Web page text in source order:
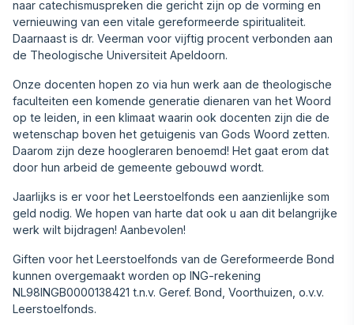
naar catechismuspreken die gericht zijn op de vorming en
vernieuwing van een vitale gereformeerde spiritualiteit.
Daarnaast is dr. Veerman voor vijftig procent verbonden aan
de Theologische Universiteit Apeldoorn.
Onze docenten hopen zo via hun werk aan de theologische
faculteiten een komende generatie dienaren van het Woord
op te leiden, in een klimaat waarin ook docenten zijn die de
wetenschap boven het getuigenis van Gods Woord zetten.
Daarom zijn deze hoogleraren benoemd! Het gaat erom dat
door hun arbeid de gemeente gebouwd wordt.
Jaarlijks is er voor het Leerstoelfonds een aanzienlijke som
geld nodig. We hopen van harte dat ook u aan dit belangrijke
werk wilt bijdragen! Aanbevolen!
Giften voor het Leerstoelfonds van de Gereformeerde Bond
kunnen overgemaakt worden op ING-rekening
NL98INGB0000138421 t.n.v. Geref. Bond, Voorthuizen, o.v.v.
Leerstoelfonds.